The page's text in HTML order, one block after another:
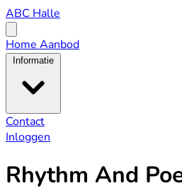
ABC
Halle
ABC Halle
menu
Home Aanbod
Informatie
Contact
Inloggen
Rhythm And